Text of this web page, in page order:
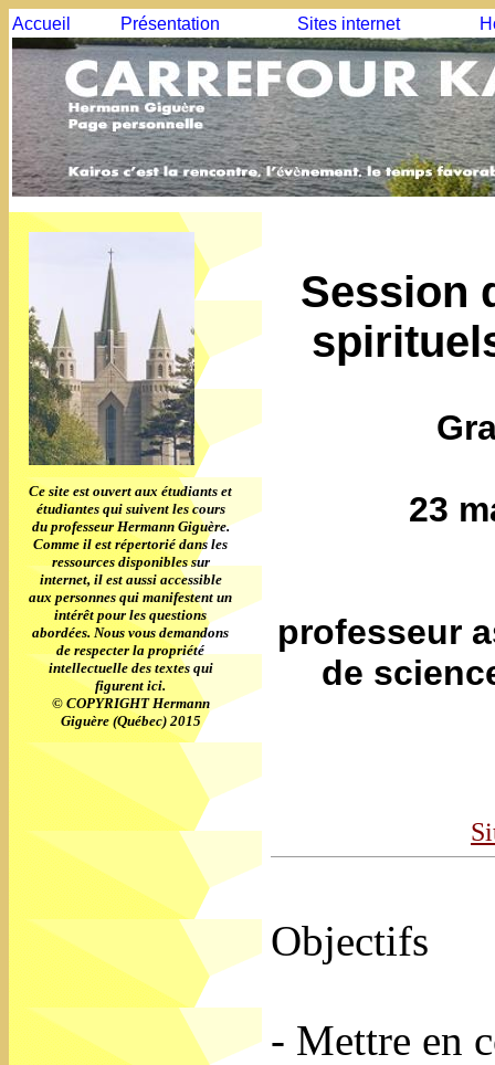
Accueil Présentation Sites internet
Ce site est ouvert aux étudiants et
étudiantes qui suivent les cours
du professeur Hermann Giguère.
Comme il est répertorié dans les
ressources disponibles sur
internet, il est aussi accessible
aux personnes qui manifestent un
intérêt pour les questions
abordées. Nous vous demandons
de respecter la propriété
intellectuelle des textes qui
figurent ici.
© COPYRIGHT Hermann
Giguère (Québec) 2015
Session
23
professeur
de
Objectifs
- Mettre en